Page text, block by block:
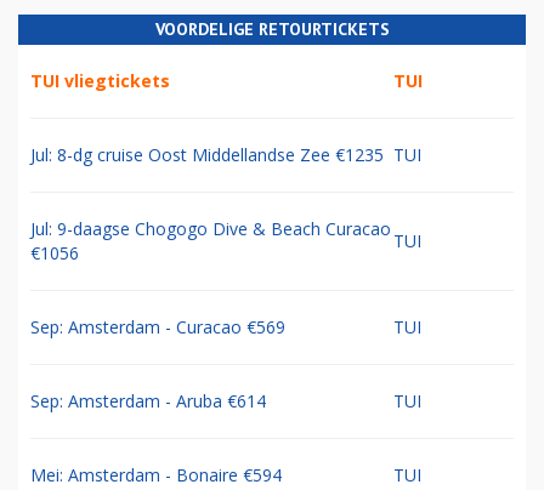
VOORDELIGE RETOURTICKETS
TUI vliegtickets TUI
Jul: 8-dg cruise Oost Middellandse Zee €1235 TUI
Jul: 9-daagse Chogogo Dive & Beach Curacao
€1056
TUI
Sep: Amsterdam - Curacao €569 TUI
Sep: Amsterdam - Aruba €614 TUI
Mei: Amsterdam - Bonaire €594 TUI